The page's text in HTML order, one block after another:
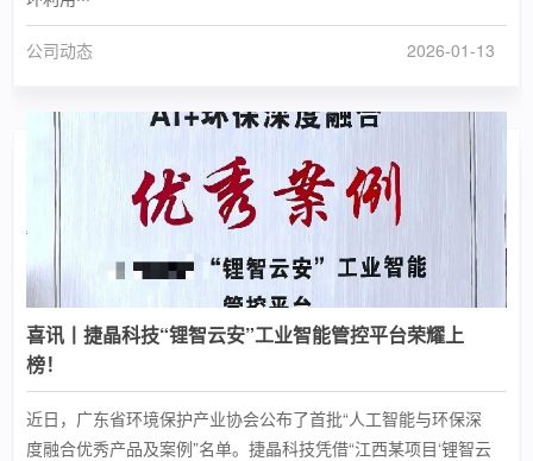
公司动态 2026-01-13
喜讯丨捷晶科技“锂智云安”工业智能管控平台荣耀上
榜！
近日，广东省环境保护产业协会公布了首批“人工智能与环保深
度融合优秀产品及案例”名单。捷晶科技凭借“江西某项目‘锂智云